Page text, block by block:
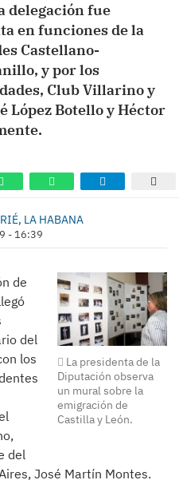
delegación fue
en funciones de la
Castellano-
y por los
Club Villarino y
López Botello y Héctor
LA HABANA
- 16:39
La presidenta de la
Diputación observa
un mural sobre la
emigración de
Castilla y León.
de
del
los
del
José Martín Montes.